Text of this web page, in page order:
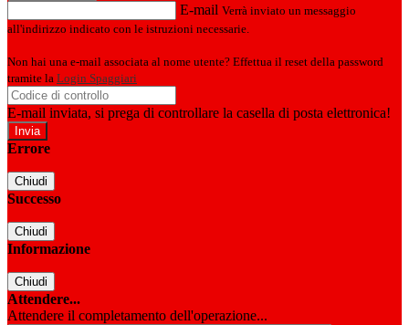
E-mail Verrà inviato un messaggio
all'indirizzo indicato con le istruzioni necessarie.
Non hai una e-mail associata al nome utente? Effettua il reset della password
tramite la Login Spaggiari
E-mail inviata, si prega di controllare la casella di posta elettronica!
Errore
Chiudi
Successo
Chiudi
Informazione
Chiudi
Attendere...
Attendere il completamento dell'operazione...